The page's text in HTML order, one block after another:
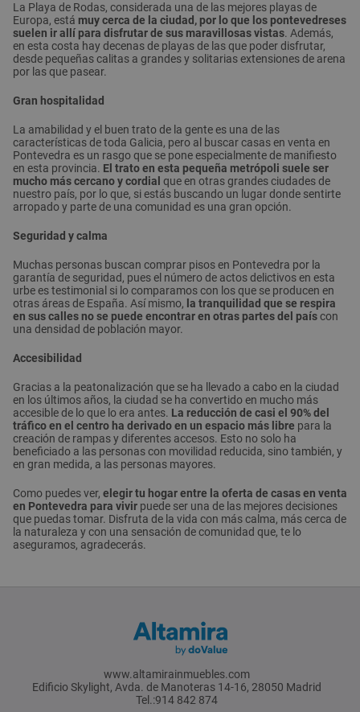
La Playa de Rodas, considerada una de las mejores playas de
Europa, está muy cerca de la ciudad, por lo que los pontevedreses
suelen ir allí para disfrutar de sus maravillosas vistas. Además,
en esta costa hay decenas de playas de las que poder disfrutar,
desde pequeñas calitas a grandes y solitarias extensiones de arena
por las que pasear.
Gran hospitalidad
La amabilidad y el buen trato de la gente es una de las
características de toda Galicia, pero al buscar casas en venta en
Pontevedra es un rasgo que se pone especialmente de manifiesto
en esta provincia. El trato en esta pequeña metrópoli suele ser
mucho más cercano y cordial que en otras grandes ciudades de
nuestro país, por lo que, si estás buscando un lugar donde sentirte
arropado y parte de una comunidad es una gran opción.
Seguridad y calma
Muchas personas buscan comprar pisos en Pontevedra por la
garantía de seguridad, pues el número de actos delictivos en esta
urbe es testimonial si lo comparamos con los que se producen en
otras áreas de España. Así mismo, la tranquilidad que se respira
en sus calles no se puede encontrar en otras partes del paíscon
una densidad de población mayor.
Accesibilidad
Gracias a la peatonalización que se ha llevado a cabo en la ciudad
en los últimos años, la ciudad se ha convertido en mucho más
accesible de lo que lo era antes. La reducción de casi el 90% del
tráfico en el centro ha derivado en un espacio más libre para la
creación de rampas y diferentes accesos. Esto no solo ha
beneficiado a las personas con movilidad reducida, sino también, y
en gran medida, a las personas mayores.
Como puedes ver, elegir tu hogar entre la oferta de casas en venta
en Pontevedra para vivir puede ser una de las mejores decisiones
que puedas tomar. Disfruta de la vida con más calma, más cerca de
la naturaleza y con una sensación de comunidad que, te lo
aseguramos, agradecerás.
www.altamirainmuebles.com
Edificio Skylight, Avda. de Manoteras 14-16, 28050 Madrid
Tel.:914 842 874